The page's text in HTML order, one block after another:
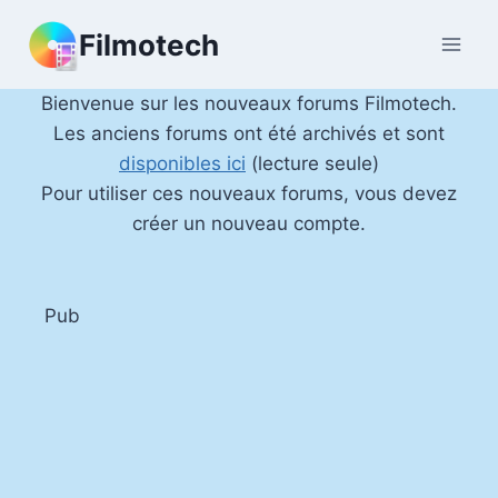
contenu
Filmotech
Bienvenue sur les nouveaux forums Filmotech.
Les anciens forums ont été archivés et sont
disponibles ici (lecture seule)
Pour utiliser ces nouveaux forums, vous devez
créer un nouveau compte.
Pub